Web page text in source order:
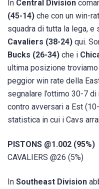
In Central Division
(45-14) che con un win-
squadra di tutta la lega, e
Cavaliers (38-24) qui.
Bucks (26-34) che i
ultima posizione
peggior win rate della
segnalare l’ottimo 30-7
contro avversari a Est
statistica in cui i Cavs
PISTONS @1.002 (95%)
CAVALIERS @26 (5%)
In Southeast Division